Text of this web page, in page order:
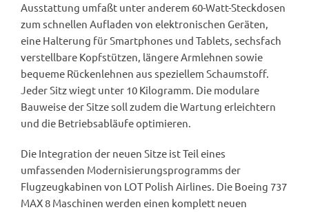
Ausstattung umfaßt unter anderem 60-Watt-Steckdosen
zum schnellen Aufladen von elektronischen Geräten,
eine Halterung für Smartphones und Tablets, sechsfach
verstellbare Kopfstützen, längere Armlehnen sowie
bequeme Rückenlehnen aus speziellem Schaumstoff.
Jeder Sitz wiegt unter 10 Kilogramm. Die modulare
Bauweise der Sitze soll zudem die Wartung erleichtern
und die Betriebsabläufe optimieren.
Die Integration der neuen Sitze ist Teil eines
umfassenden Modernisierungsprogramms der
Flugzeugkabinen von LOT Polish Airlines. Die Boeing 737
MAX 8 Maschinen werden einen komplett neuen